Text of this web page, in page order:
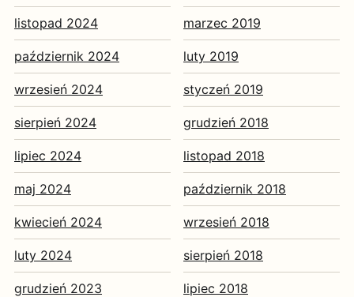
listopad 2024
październik 2024
wrzesień 2024
sierpień 2024
lipiec 2024
maj 2024
kwiecień 2024
luty 2024
grudzień 2023
marzec 2019
luty 2019
styczeń 2019
grudzień 2018
listopad 2018
październik 2018
wrzesień 2018
sierpień 2018
lipiec 2018